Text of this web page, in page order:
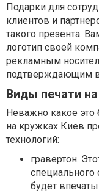
Подарки для
клиентов и
такого презента.
логотип своей
рекламным
подтверждающим
Виды печати
Неважно какое это
на кружках Киев
технологий:
гравертон.
специального
будет